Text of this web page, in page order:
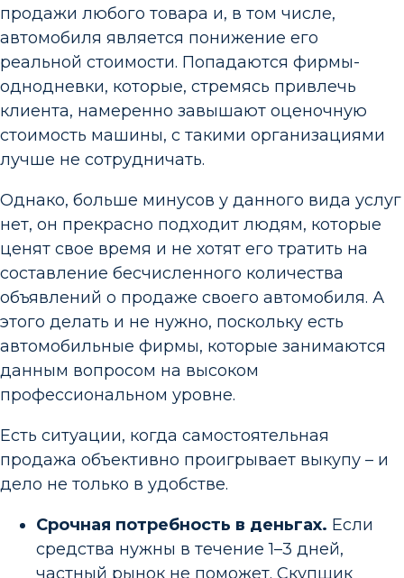
продажи любого товара и, в том числе,
автомобиля является понижение его
реальной стоимости. Попадаются фирмы-
однодневки, которые, стремясь привлечь
клиента, намеренно завышают оценочную
стоимость машины, с такими организациями
лучше не сотрудничать.
Однако, больше минусов у данного вида услуг
нет, он прекрасно подходит людям, которые
ценят свое время и не хотят его тратить на
составление бесчисленного количества
объявлений о продаже своего автомобиля. А
этого делать и не нужно, поскольку есть
автомобильные фирмы, которые занимаются
данным вопросом на высоком
профессиональном уровне.
Есть ситуации, когда самостоятельная
продажа объективно проигрывает выкупу – и
дело не только в удобстве.
Срочная потребность в деньгах. Если
средства нужны в течение 1–3 дней,
частный рынок не поможет. Скупщик